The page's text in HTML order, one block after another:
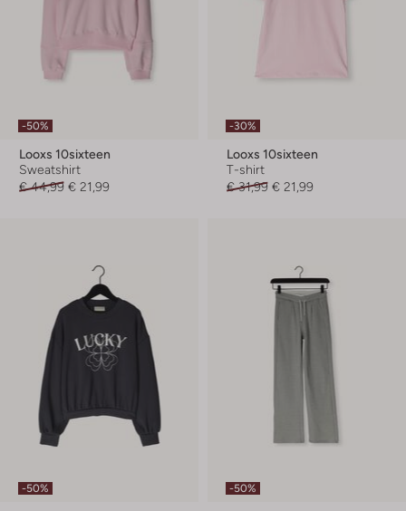
-50%
Looxs 10sixteen
Sweatshirt
€ 44,99 € 21,99
-30%
Looxs 10sixteen
T-shirt
€ 31,99 € 21,99
-50% -50%